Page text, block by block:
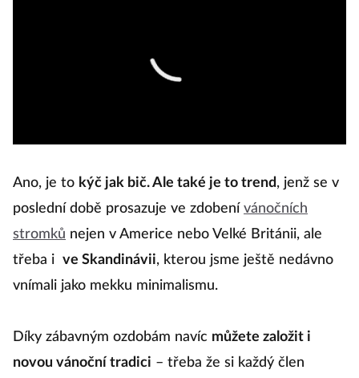
Ano, je to kýč jak bič. Ale také je to trend, jenž se v
poslední době prosazuje ve zdobení vánočních
stromků nejen v Americe nebo Velké Británii, ale
třeba i ve Skandinávii, kterou jsme ještě nedávno
vnímali jako mekku minimalismu.
Díky zábavným ozdobám navíc můžete založit i
novou vánoční tradici – třeba že si každý člen